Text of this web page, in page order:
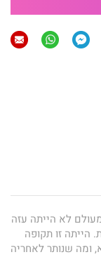
לא הייתה עזה
הייתה זו תקופה
ומה שנותר לאחריה